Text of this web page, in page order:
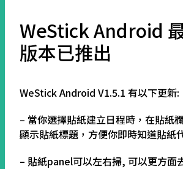
WeStick Android
版本已推出
WeStick Android V1.5.1 有以下更新:
– 當你選擇貼紙建立日程時，在貼紙
顯示貼紙標題，方便你即時知道貼紙
– 貼紙panel可以左右掃, 可以更方面